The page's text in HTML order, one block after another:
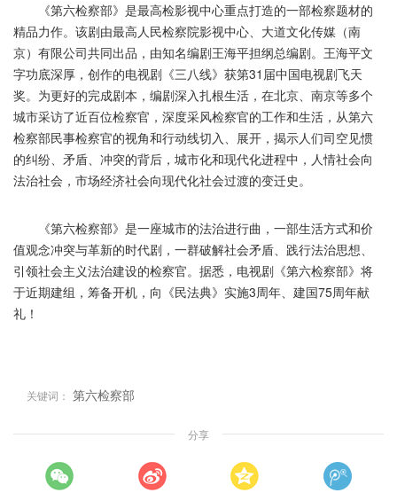
《第六检察部》是最高检影视中心重点打造的一部检察题材的
精品力作。该剧由最高人民检察院影视中心、大道文化传媒（南
京）有限公司共同出品，由知名编剧王海平担纲总编剧。王海平文
字功底深厚，创作的电视剧《三八线》获第31届中国电视剧飞天
奖。为更好的完成剧本，编剧深入扎根生活，在北京、南京等多个
城市采访了近百位检察官，深度采风检察官的工作和生活，从第六
检察部民事检察官的视角和行动线切入、展开，揭示人们司空见惯
的纠纷、矛盾、冲突的背后，城市化和现代化进程中，人情社会向
法治社会，市场经济社会向现代化社会过渡的变迁史。
《第六检察部》是一座城市的法治进行曲，一部生活方式和价
值观念冲突与革新的时代剧，一群破解社会矛盾、践行法治思想、
引领社会主义法治建设的检察官。据悉，电视剧《第六检察部》将
于近期建组，筹备开机，向《民法典》实施3周年、建国75周年献
礼！
关键词： 第六检察部
分享